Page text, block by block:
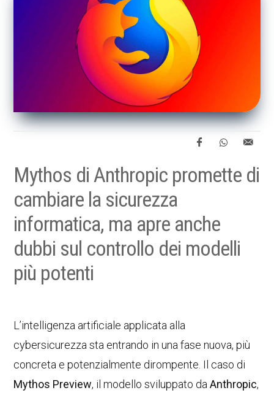
Mythos di Anthropic promette di
cambiare la sicurezza
informatica, ma apre anche
dubbi sul controllo dei modelli
più potenti
L’intelligenza artificiale applicata alla
cybersicurezza sta entrando in una fase nuova, più
concreta e potenzialmente dirompente. Il caso di
Mythos Preview, il modello sviluppato daAnthropic,